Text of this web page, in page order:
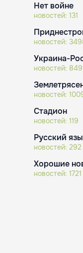
Нет войне
новостей: 131
новостей:
Украина-
новостей:
новостей:
Стадион
новостей: 119
Русский
новостей: 292
Хорошие
новостей: 1721